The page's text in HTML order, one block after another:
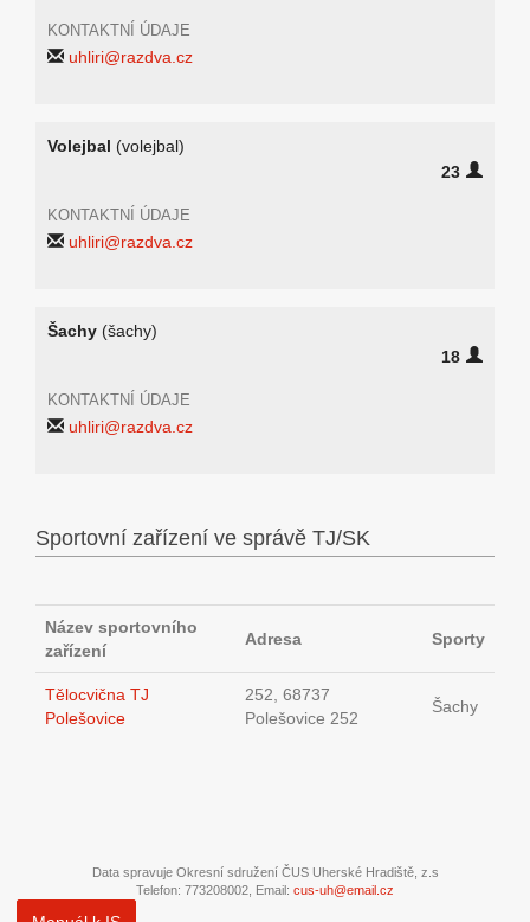
KONTAKTNÍ ÚDAJE
uhliri@razdva.cz
Volejbal (volejbal)
23
KONTAKTNÍ ÚDAJE
uhliri@razdva.cz
Šachy (šachy)
18
KONTAKTNÍ ÚDAJE
uhliri@razdva.cz
Sportovní zařízení ve správě TJ/SK
Název sportovního
zařízení
Adresa Sporty
Tělocvična TJ
Polešovice
252, 68737
Polešovice 252
Šachy
Data spravuje Okresní sdružení ČUS Uherské Hradiště, z.s
Telefon: 773208002, Email: cus-uh@email.cz